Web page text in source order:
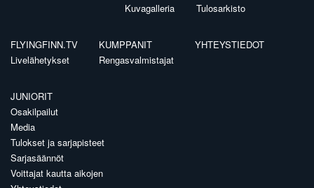
Kuvagalleria
Tulosarkisto
FLYINGFINN.TV
Livelähetykset
KUMPPANIT
Rengasvalmistajat
YHTEYSTIEDOT
JUNIORIT
Osakilpailut
Media
Tulokset ja sarjapisteet
Sarjasäännöt
Voittajat kautta aikojen